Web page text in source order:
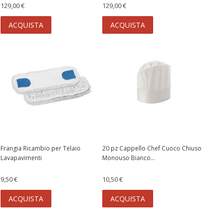
129,00 €
ACQUISTA
129,00 €
ACQUISTA
Frangia Ricambio per Telaio
Lavapavimenti
9,50 €
ACQUISTA
20 pz Cappello Chef Cuoco Chiuso
Monouso Bianco...
10,50 €
ACQUISTA